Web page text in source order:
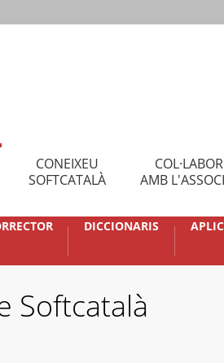
CONEIXEU
SOFTCATALÀ
AMB
DICCIONARIS
Softcatalà